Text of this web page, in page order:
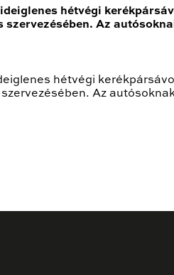
hétvégi
Az
hétvégi
Az